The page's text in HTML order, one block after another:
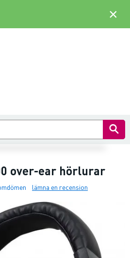
over-ear hörlurar
lämna en recension
×